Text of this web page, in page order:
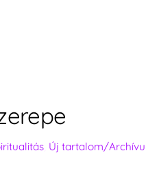
, Új tartalom/